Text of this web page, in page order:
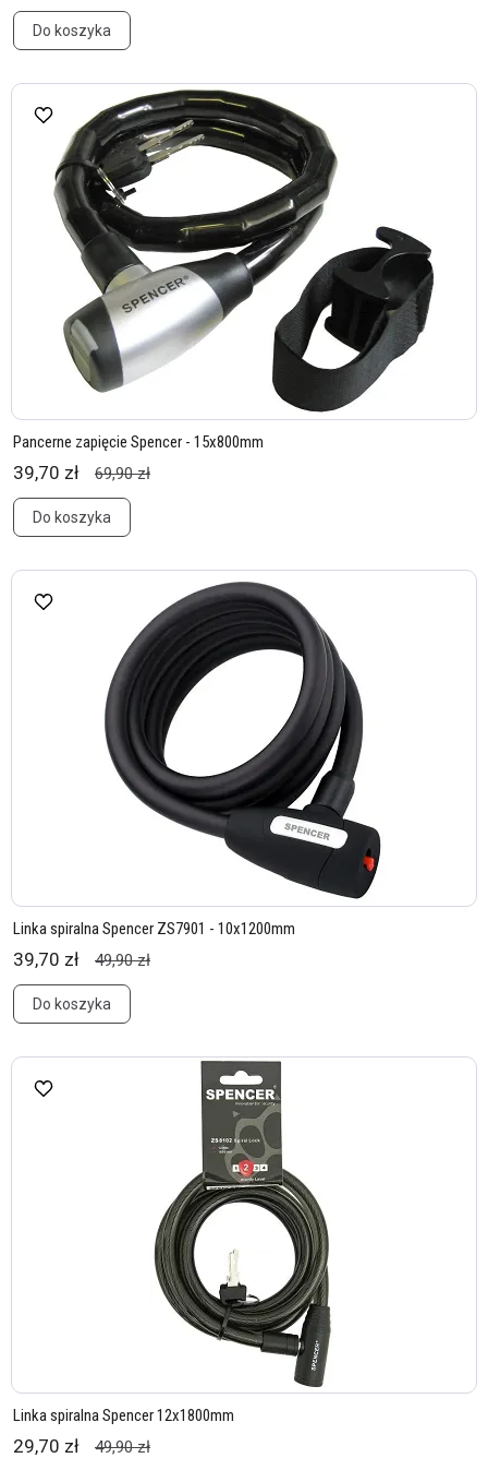
Do koszyka
Pancerne zapięcie Spencer - 15x800mm
39,70 zł 69,90 zł
Do koszyka
Linka spiralna Spencer ZS7901 - 10x1200mm
39,70 zł 49,90 zł
Do koszyka
Linka spiralna Spencer 12x1800mm
29,70 zł 49,90 zł